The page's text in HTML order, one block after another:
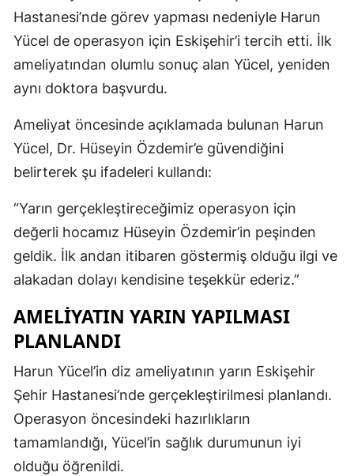
Hastanesi’nde görev yapması nedeniyle Harun
Yücel de operasyon için Eskişehir’i tercih etti. İlk
ameliyatından olumlu sonuç alan Yücel, yeniden
aynı doktora başvurdu.
Ameliyat öncesinde açıklamada bulunan Harun
Yücel, Dr. Hüseyin Özdemir’e güvendiğini
belirterek şu ifadeleri kullandı:
“Yarın gerçekleştireceğimiz operasyon için
değerli hocamız Hüseyin Özdemir’in peşinden
geldik. İlk andan itibaren göstermiş olduğu ilgi ve
alakadan dolayı kendisine teşekkür ederiz.”
AMELİYATIN YARIN YAPILMASI
PLANLANDI
Harun Yücel’in diz ameliyatının yarın Eskişehir
Şehir Hastanesi’nde gerçekleştirilmesi planlandı.
Operasyon öncesindeki hazırlıkların
tamamlandığı, Yücel’in sağlık durumunun iyi
olduğu öğrenildi.